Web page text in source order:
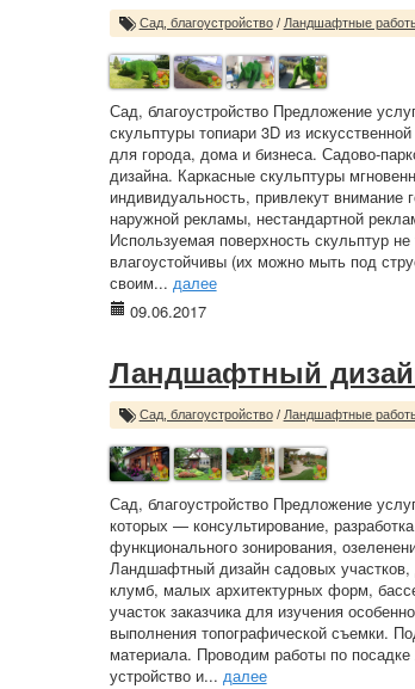
Сад, благоустройство/ Ландшафтные
Сад, благоустройство Предложение
скульптуры топиари 3D из
для города, дома и бизнеса. Садово-
дизайна. Каркасные скульптуры
индивидуальность, привлекут внимание
наружной рекламы, нестандартной
Используемая поверхность скульптур
влагоустойчивы (их можно мыть под
своим... далее
09.06.2017
Ландшафтный
Сад, благоустройство/ Ландшафтные
Сад, благоустройство Предложение
которых — консультирование,
функционального зонирования,
Ландшафтный дизайн садовых участков,
клумб, малых архитектурных форм,
участок заказчика для изучения
выполнения топографической съемки.
материала. Проводим работы по
устройство и... далее